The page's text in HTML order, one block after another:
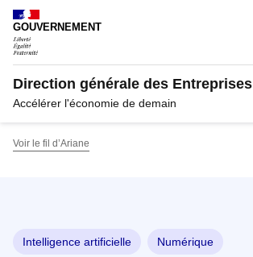
Panneau de gestion des cookies
GOUVERNEMENT
Direction générale des Entreprises
Accélérer l'économie de demain
Voir le fil d’Ariane
Intelligence artificielle Numérique